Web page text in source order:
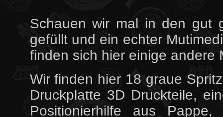
Schauen wir mal in den gut
gefüllt und ein echter
finden sich hier einige andere
Wir finden hier 18 graue
Druckplatte 3D Druckteile,
Positionierhilfe aus Pappe,